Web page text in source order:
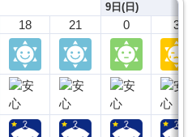
18 21
9日(日)
0 3